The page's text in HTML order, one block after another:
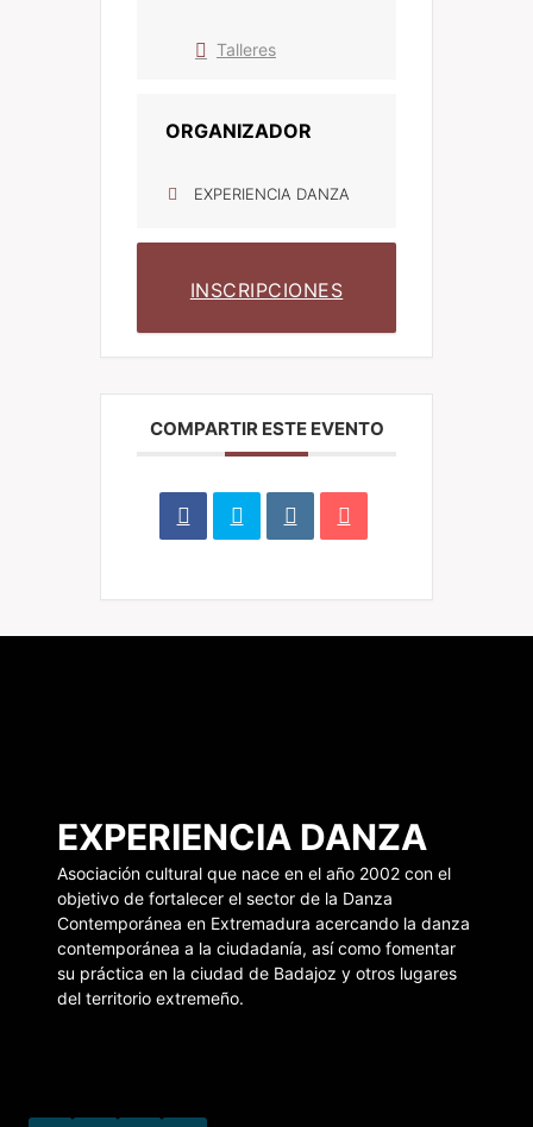
Talleres
ORGANIZADOR
EXPERIENCIA DANZA
INSCRIPCIONES
COMPARTIR ESTE EVENTO
EXPERIENCIA DANZA
Asociación cultural que nace en el año 2002 con el
objetivo de fortalecer el sector de la Danza
Contemporánea en Extremadura acercando la danza
contemporánea a la ciudadanía, así como fomentar
su práctica en la ciudad de Badajoz y otros lugares
del territorio extremeño.